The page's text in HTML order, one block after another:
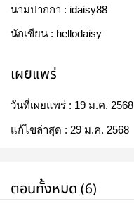
นามปากกา : idaisy88
นักเขียน : hellodaisy
เผยแพร่
วันที่เผยแพร่ : 19 ม.ค. 2568
แก้ไขล่าสุด : 29 ม.ค. 2568
ตอนทั้งหมด (6)